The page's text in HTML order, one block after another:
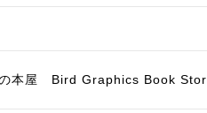
の本屋 Bird Graphics Book